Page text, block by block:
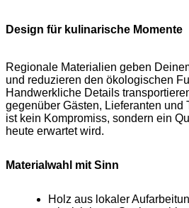
Design für kulinarische Momente
Regionale Materialien geben
und reduzieren den ökologischen
Handwerkliche Details
gegenüber Gästen, Lieferanten und
ist kein Kompromiss, sondern ein
heute erwartet wird.
Materialwahl mit Sinn
Holz aus lokaler